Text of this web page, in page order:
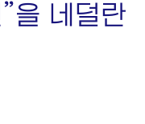
을 네덜란